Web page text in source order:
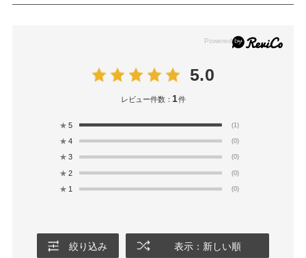
5.0
レビュー件数： 1件
★ 5 (1)
★ 4 (0)
★ 3 (0)
★ 2 (0)
★ 1 (0)
絞り込み 表示：新しい順